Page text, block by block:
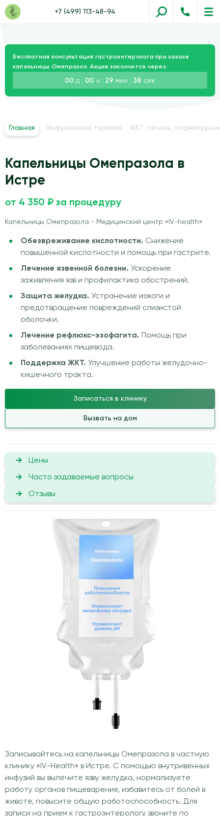
+7 (499) 113-48-94
Бесплатная консультация гастроэнтеролога при заказе
капельницы Омепразол. Акция закончится через:
00 д : 00 ч : 29 мин : 36 сек
Главная Инфузионная терапия ЖКТ, печень,
Капельницы Омепразола в
Истре
от 4 350 ₽ за процедуру
Капельницы Омепразола - Медицинский центр «IV-health»
Обезвреживание кислотности. Снижение
повышенной кислотности и помощь при гастрите.
Лечение язвенной болезни. Ускорение
заживления язв и профилактика обострений.
Защита желудка. Устранение изжоги и
предотвращение повреждений слизистой
оболочки.
Лечение рефлюкс-эзофагита. Помощь при
заболеваниях пищевода.
Поддержка ЖКТ. Улучшение работы желудочно-
кишечного тракта.
Записаться в клинику
Вызвать на дом
Цены
Часто задаваемые вопросы
Отзывы
Записывайтесь на капельницы Омепразола в частную
клинику «IV-Health» в Истре. С помощью внутривенных
инфузий вы вылечите язву желудка, нормализуете
работу органов пищеварения, избавитесь от болей в
животе, повысите общую работоспособность. Для
записи на прием к гастроэнтерологу звоните по